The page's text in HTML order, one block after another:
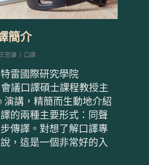
簡介
哲謙 口譯
雷國際研究學院
會議口譯碩士課程教授主
演講，精簡而生動地介紹
的兩種主要形式：同聲
傳譯。對想了解口譯專
，這是一個非常好的入